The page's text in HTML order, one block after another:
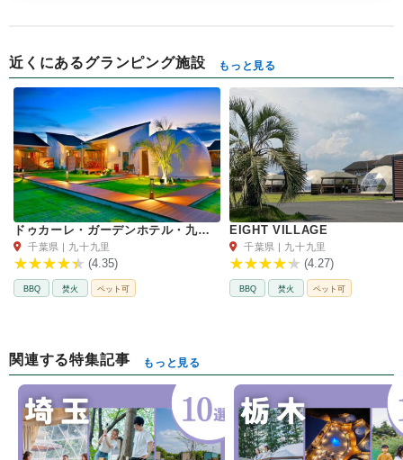
近くにあるグランピング施設 もっと見る
ドゥカーレ・ガーデンホテル・九十九里
千葉県 | 九十九里
(4.35)
BBQ 焚火 ペット可
EIGHT VILLAGE
千葉県 | 九十九里
(4.27)
BBQ 焚火 ペット可
関連する特集記事 もっと見る